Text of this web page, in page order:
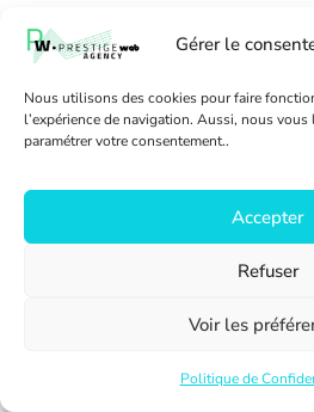
Gérer le
Nous utilisons des cookies pour faire
l’expérience de navigation. Aussi, nous
paramétrer votre consentement..
Accepter
Refuser
Voir les
Politique de
Comment
internet :